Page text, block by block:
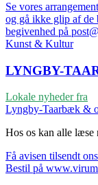
Se vores
og gå ikke glip af de
begivenhed på
Kunst & Kultur
LYNGBY-
Lokale nyheder fra
Lyngby-Taarbæk &
Hos os kan alle læse
Få avisen tilsendt
Bestil på